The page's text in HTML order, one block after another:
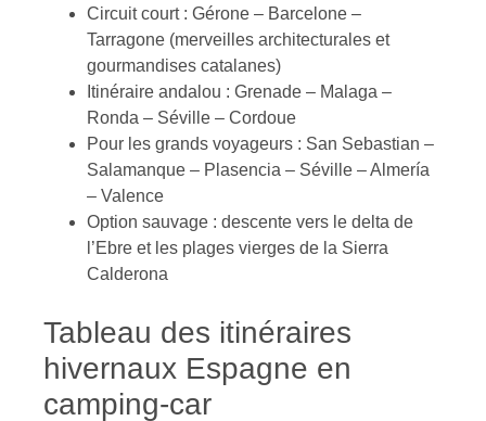
Circuit court : Gérone – Barcelone –
Tarragone (merveilles architecturales et
gourmandises catalanes)
Itinéraire andalou : Grenade – Malaga –
Ronda – Séville – Cordoue
Pour les grands voyageurs : San Sebastian –
Salamanque – Plasencia – Séville – Almería
– Valence
Option sauvage : descente vers le delta de
l’Ebre et les plages vierges de la Sierra
Calderona
Tableau des itinéraires
hivernaux Espagne en
camping-car